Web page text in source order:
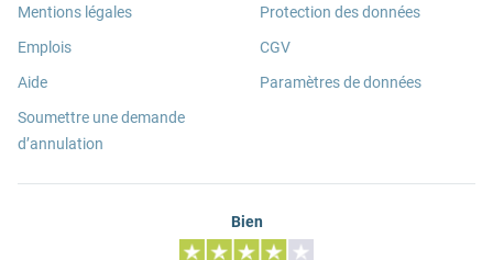
Mentions légales
Emplois
Aide
Soumettre une demande
d’annulation
Protection des données
CGV
Paramètres de données
Bien